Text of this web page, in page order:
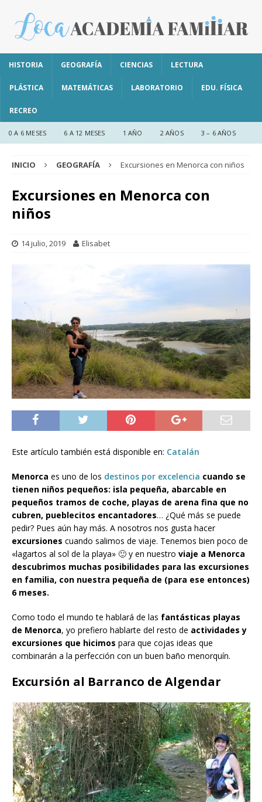
HISTORIA GEOGRAFÍA CIENCIAS LECTURA
PLÁSTICA MATEMÁTICAS LABORATORIO EDU. FÍSICA
RECREO
0 A 6 MESES 6 A 12 MESES 1 AÑO 2 AÑOS 3 – 6 AÑOS
INICIO GEOGRAFÍA Excursiones en Menorca con niños
Excursiones en Menorca con
niños
14 julio, 2019 Elisabet
Este artículo también está disponible en: Catalán
Menorca es uno de los destinos por excelencia cuando se
tienen niños pequeños: isla pequeña, abarcable en
pequeños tramos de coche, playas de arena fina que no
cubren, pueblecitos encantadores… ¿Qué más se puede
pedir? Pues aún hay más. A nosotros nos gusta hacer
excursiones cuando salimos de viaje. Tenemos bien poco de
«lagartos al sol de la playa» 🙂 y en nuestro viaje a Menorca
descubrimos muchas posibilidades para las excursiones
en familia, con nuestra pequeña de (para ese entonces)
6 meses.
Como todo el mundo te hablará de las fantásticas playas
de Menorca, yo prefiero hablarte del resto de actividades y
excursiones que hicimos para que cojas ideas que
combinarán a la perfección con un buen baño menorquín.
Excursión al Barranco de Algendar